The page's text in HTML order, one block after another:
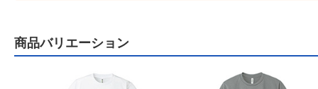
商品バリエーション